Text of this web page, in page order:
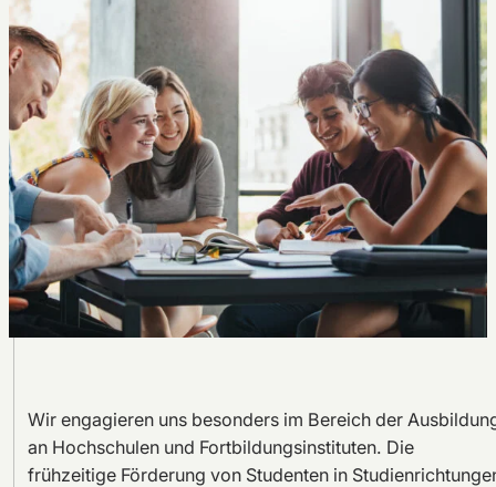
Wir engagieren uns besonders im Bereich der
an Hochschulen und Fortbildungsinstituten. Die
frühzeitige Förderung von Studenten in